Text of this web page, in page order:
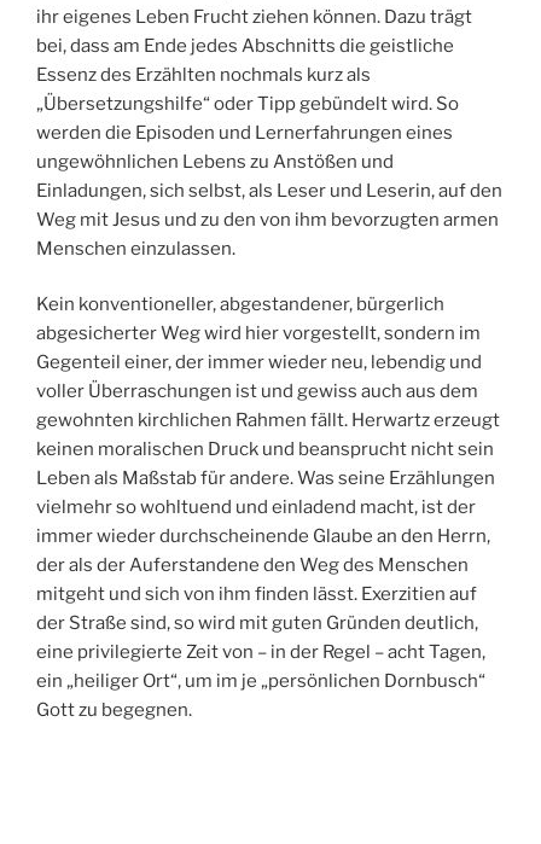
ihr eigenes Leben Frucht ziehen können. Dazu trägt
bei, dass am Ende jedes Abschnitts die geistliche
Essenz des Erzählten nochmals kurz als
„Übersetzungshilfe“ oder Tipp gebündelt wird. So
werden die Episoden und Lernerfahrungen eines
ungewöhnlichen Lebens zu Anstößen und
Einladungen, sich selbst, als Leser und Leserin, auf den
Weg mit Jesus und zu den von ihm bevorzugten armen
Menschen einzulassen.
Kein konventioneller, abgestandener, bürgerlich
abgesicherter Weg wird hier vorgestellt, sondern im
Gegenteil einer, der immer wieder neu, lebendig und
voller Überraschungen ist und gewiss auch aus dem
gewohnten kirchlichen Rahmen fällt. Herwartz erzeugt
keinen moralischen Druck und beansprucht nicht sein
Leben als Maßstab für andere. Was seine Erzählungen
vielmehr so wohltuend und einladend macht, ist der
immer wieder durchscheinende Glaube an den Herrn,
der als der Auferstandene den Weg des Menschen
mitgeht und sich von ihm finden lässt. Exerzitien auf
der Straße sind, so wird mit guten Gründen deutlich,
eine privilegierte Zeit von – in der Regel – acht Tagen,
ein „heiliger Ort“, um im je „persönlichen Dornbusch“
Gott zu begegnen.